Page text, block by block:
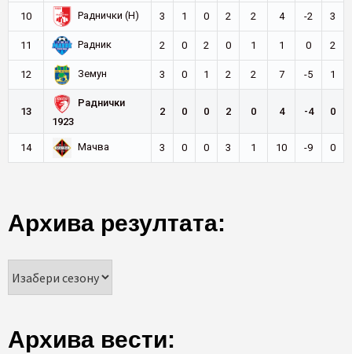
10 Раднички (Н) 3 1 0 2 2 4 -2 3
11 Радник 2 0 2 0 1 1 0 2
12 Земун 3 0 1 2 2 7 -5 1
13
Раднички
1923
2 0 0 2 0 4 -4 0
14 Мачва 3 0 0 3 1 10 -9 0
Архива резултата:
Архива вести: